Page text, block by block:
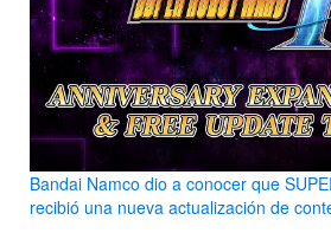
Bandai Namco dio a conocer que
recibió una nueva actualización de